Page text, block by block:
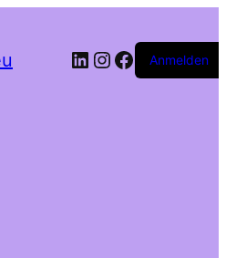
LinkedIn
Instagram
Facebook
Anmelden